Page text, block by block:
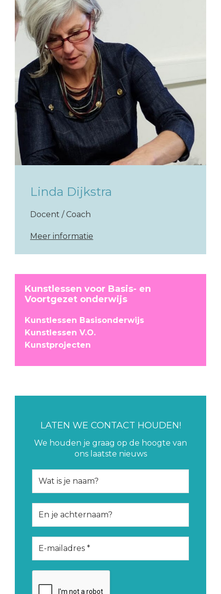
Linda Dijkstra
Docent / Coach
Meer informatie
Kunstlessen voor Basis- en
Voortgezet onderwijs
Kunstlessen Basisonderwijs
Kunstlessen V.O.
Kunstprojecten
LATEN WE CONTACT HOUDEN!
We houden je graag op de hoogte van
ons laatste nieuws